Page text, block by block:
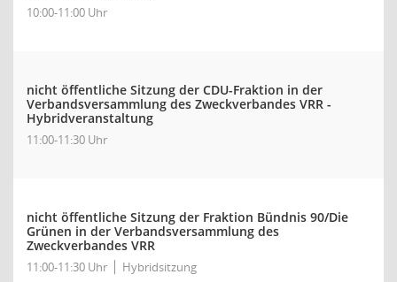
10:00-11:00 Uhr
nicht öffentliche Sitzung der CDU-Fraktion in der
Verbandsversammlung des Zweckverbandes VRR -
Hybridveranstaltung
11:00-11:30 Uhr
nicht öffentliche Sitzung der Fraktion Bündnis 90/Die
Grünen in der Verbandsversammlung des
Zweckverbandes VRR
11:00-11:30 Uhr Hybridsitzung